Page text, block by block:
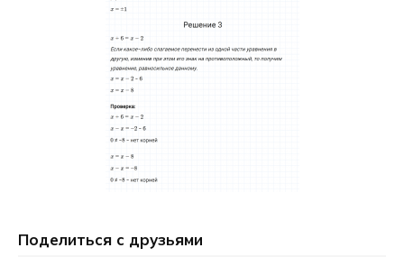
Поделиться с друзьями